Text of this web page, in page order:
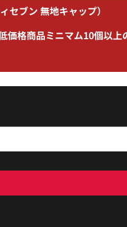
セブン 無地キャップ）
価格商品ミニマム10個以上